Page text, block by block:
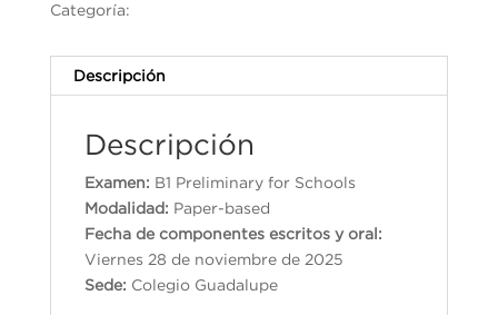
Categoría:
Descripción
Descripción
Examen: B1 Preliminary for Schools
Modalidad: Paper-based
Fecha de componentes escritos y oral:
Viernes 28 de noviembre de 2025
Sede: Colegio Guadalupe